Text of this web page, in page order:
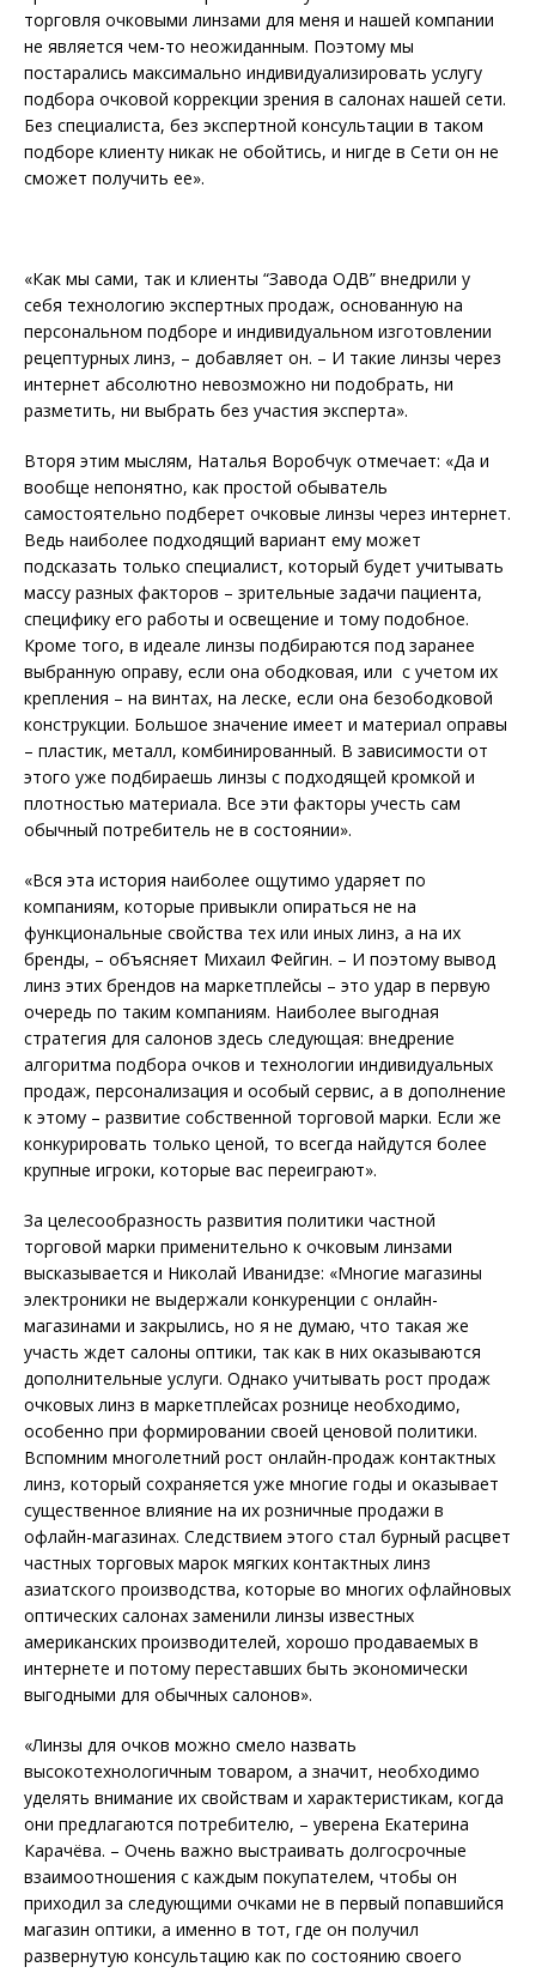
торговля очковыми линзами для меня и нашей компании
не является чем-то неожиданным. Поэтому мы
постарались максимально индивидуализировать услугу
подбора очковой коррекции зрения в салонах нашей сети.
Без специалиста, без экспертной консультации в таком
подборе клиенту никак не обойтись, и нигде в Сети он не
сможет получить ее».
«Как мы сами, так и клиенты “Завода ОДВ” внедрили у
себя технологию экспертных продаж, основанную на
персональном подборе и индивидуальном изготовлении
рецептурных линз, – добавляет он. – И такие линзы через
интернет абсолютно невозможно ни подобрать, ни
разметить, ни выбрать без участия эксперта».
Вторя этим мыслям, Наталья Воробчук отмечает: «Да и
вообще непонятно, как простой обыватель
самостоятельно подберет очковые линзы через интернет.
Ведь наиболее подходящий вариант ему может
подсказать только специалист, который будет учитывать
массу разных факторов – зрительные задачи пациента,
специфику его работы и освещение и тому подобное.
Кроме того, в идеале линзы подбираются под заранее
выбранную оправу, если она обод­ковая, или с учетом их
крепления – на винтах, на леске, если она безободковой
конструкции. Большое значение имеет и материал оправы
– пластик, металл, комбинированный. В зависимости от
этого уже подбираешь линзы с подходящей кромкой и
плотностью материала. Все эти факторы учесть сам
обычный потребитель не в состоянии».
«Вся эта история наиболее ощутимо ударяет по
компаниям, которые привыкли опирать­ся не на
функциональные свой­­­ства тех или иных линз, а на их
бренды, – объясняет Михаил Фейгин. – И по­это­му вывод
линз этих брендов на маркетплейсы – это удар в первую
очередь по таким компаниям. Наиболее выгодная
стратегия для салонов здесь следующая: внедрение
алгоритма подбора очков и технологии индивидуальных
продаж, персонализация и особый сервис, а в дополнение
к этому – развитие собственной торговой марки. Если же
конкурировать только ценой, то всегда найдутся более
крупные игроки, которые вас переиграют».
За целесообразность развития политики частной
торговой марки применительно к очковым линзами
высказывается и Николай Иванидзе: «Многие магазины
электроники не выдержали конкуренции с онлайн-
магазинами и закрылись, но я не думаю, что такая же
участь ждет салоны оптики, так как в них оказываются
дополнительные услуги. Однако учитывать рост продаж
очковых линз в маркетплейсах рознице необходимо,
особенно при формировании своей ценовой политики.
Вспомним многолетний рост онлайн-продаж контактных
линз, который сохраняется уже многие годы и оказывает
существенное влияние на их розничные продажи в
офлайн-магазинах. Следствием этого стал бурный расцвет
частных торговых марок мягких контактных линз
азиатского производства, которые во многих офлайновых
оптических салонах заменили линзы известных
американских производителей, хорошо продаваемых в
интернете и потому переставших быть экономически
выгодными для обычных салонов».
«Линзы для очков можно смело назвать
высокотехнологичным товаром, а значит, необходимо
уделять внимание их свойствам и характеристикам, когда
они предлагаются потребителю, – уверена Екатерина
Карачёва. – Очень важно выстраивать долгосрочные
взаимоотношения с каждым покупателем, чтобы он
приходил за следующими очками не в первый попавшийся
магазин оптики, а именно в тот, где он получил
развернутую консультацию как по состоянию своего